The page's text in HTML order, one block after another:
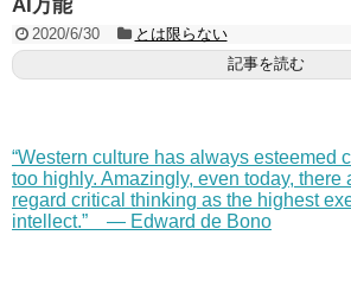
AI万能
2020/6/30
とは限らない
記事を読む
“Western culture has always esteemed
too highly. Amazingly, even today, there
regard critical thinking as the highest
intellect.” — Edward de Bono